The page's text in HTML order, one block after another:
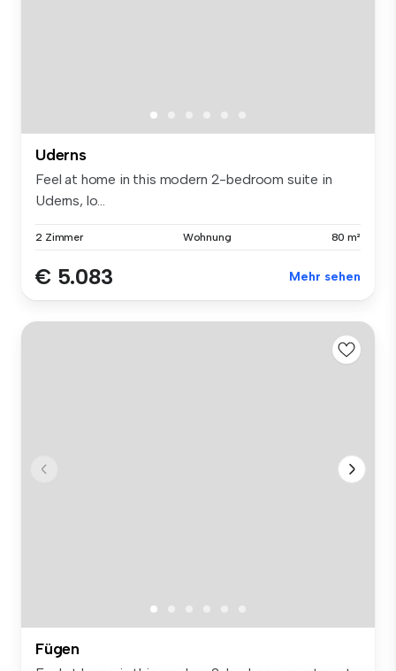
Uderns
Feel at home in this modern 2-bedroom suite in
Uderns, lo...
2 Zimmer Wohnung 80 m²
€ 5.083 Mehr sehen
Fügen